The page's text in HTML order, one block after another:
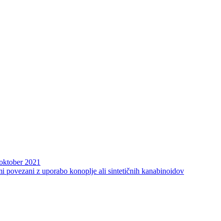
2021
povezani z uporabo konoplje ali sintetičnih kanabinoidov